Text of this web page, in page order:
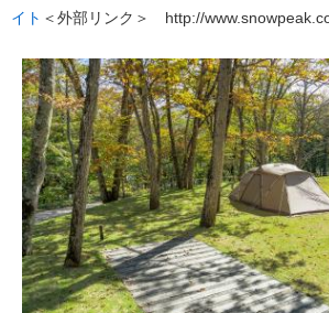
イト ＜外部リンク＞ http://